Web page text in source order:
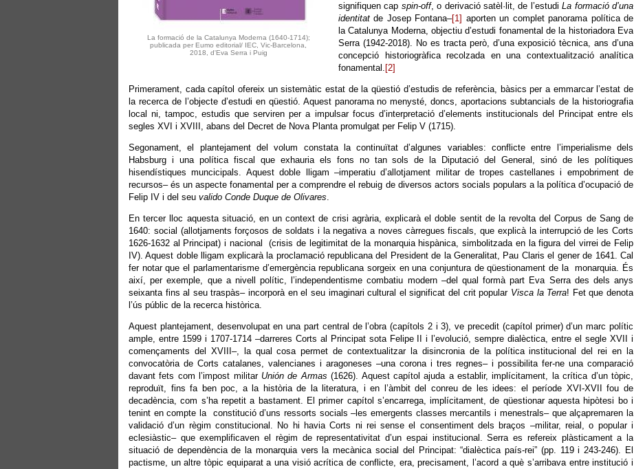
La formació de la Catalunya Moderna (1640-1714);
publicada per Eumo editorial/ IEC, Vic-Barcelona,
2018, d'Eva Serra i Puig
signifiquen cap spin-off, o derivació satèl·lit, de l’estudiLa formació d’una
identitat de Josep Fontana–[1] aporten un complet panorama política de
la Catalunya Moderna, objectiu d’estudi fonamental de la historiadora Eva
Serra (1942-2018). No es tracta però, d’una exposició tècnica, ans d’una
concepció historiogràfica recolzada en una contextualització analítica
fonamental. [2]
Primerament, cada capítol ofereix un sistemàtic estat de la qüestió d’estudis de referència, bàsics per a emmarcar l’estat de
la recerca de l’objecte d’estudi en qüestió. Aquest panorama no menysté, doncs, aportacions subtancials de la historiografia
local ni, tampoc, estudis que serviren per a impulsar focus d’interpretació d’elements institucionals del Principat entre els
segles XVI i XVIII, abans del Decret de Nova Planta promulgat per Felip V (1715).
Segonament, el plantejament del volum constata la continuïtat d’algunes variables: conflicte entre l’imperialisme dels
Habsburg i una política fiscal que exhauria els fons no tan sols de la Diputació del General, sinó de les polítiques
hisendístiques muncicipals. Aquest doble lligam –imperatiu d’allotjament militar de tropes castellanes i empobriment de
recursos– és un aspecte fonamental per a comprendre el rebuig de diversos actors socials populars a la política d’ocupació de
Felip IV i del seu valido Conde Duque de Olivares.
En tercer lloc aquesta situació, en un context de crisi agrària, explicarà el doble sentit de la revolta del Corpus de Sang de
1640: social (allotjaments forçosos de soldats i la negativa a noves càrregues fiscals, que explicà la interrupció de les Corts
1626-1632 al Principat) i nacional (crisis de legitimitat de la monarquia hispànica, simbolitzada en la figura del virrei de Felip
IV). Aquest doble lligam explicarà la proclamació republicana del President de la Generalitat, Pau Claris el gener de 1641. Cal
fer notar que el parlamentarisme d’emergència republicana sorgeix en una conjuntura de qüestionament de la monarquia. És
així, per exemple, que a nivell polític, l’independentisme combatiu modern –del qual formà part Eva Serra des dels anys
seixanta fins al seu traspàs– incorporà en el seu imaginari cultural el significat del crit popular Visca la Terra! Fet que denota
l’ús públic de la recerca històrica.
Aquest plantejament, desenvolupat en una part central de l’obra (capítols 2 i 3), ve precedit (capítol primer) d’un marc polític
ample, entre 1599 i 1707-1714 –darreres Corts al Principat sota Felipe II i l’evolució, sempre dialèctica, entre el segle XVII i
començaments del XVIII–, la qual cosa permet de contextualitzar la disincronia de la política institucional del rei en la
convocatòria de Corts catalanes, valencianes i aragoneses –una corona i tres regnes– i possibilita fer-ne una comparació
davant fets com l’impost militar Unión de Armas(1626). Aquest capítol ajuda a establir, implícitament, la crítica d’un tòpic,
reproduït, fins fa ben poc, a la història de la literatura, i en l’àmbit del conreu de les idees: el període XVI-XVII fou de
decadència, com s’ha repetit a bastament. El primer capítol s’encarrega, implícitament, de qüestionar aquesta hipòtesi bo i
tenint en compte la constitució d’uns ressorts socials –les emergents classes mercantils i menestrals– que alçapremaren la
validació d’un règim constitucional. No hi havia Corts ni rei sense el consentiment dels braços –militar, reial, o popular i
eclesiàstic– que exemplificaven el règim de representativitat d’un espai institucional. Serra es refereix plàsticament a la
situació de dependència de la monarquia vers la mecànica social del Principat: “dialèctica país-rei” (pp. 119 i 243-246). El
pactisme, un altre tòpic equiparat a una visió acrítica de conflicte, era, precisament, l’acord a què s’arribava entre institució i